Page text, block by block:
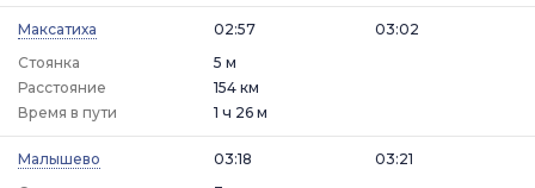
Максатиха
02:57
Стоянка
5 м
03:02
Расстояние
154 км
Время в пути
1 ч 26 м
Малышево
03:18
03:21